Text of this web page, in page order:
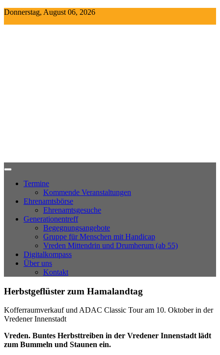
Skip
Donnerstag, August 06, 2026
Termine
Kommende Veranstaltungen
Ehrenamtsbörse
Ehrenamtsgesuche
Generationentreff
Begegnungsangebote
Gruppe für Menschen mit Handicap
Vreden Mittendrin und Drumherum (ab 55)
Digitalkompass
Über uns
Kontakt
Herbstgeflüster zum Hamalandtag
Kofferraumverkauf und ADAC Classic Tour am 10. Oktober in der
Vredener Innenstadt
Vreden. Buntes Herbsttreiben in der Vredener Innenstadt lädt
zum Bummeln und Staunen ein.